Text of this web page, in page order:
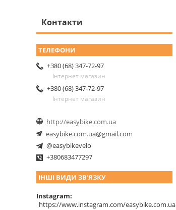
Контакти
+380 (68) 347-72-97
Інтернет магазин
+380 (68) 347-72-97
Інтернет магазин
http://easybike.com.ua
easybike.com.ua@gmail.com
@easybikevelo
+380683477297
ІНШІ ВИДИ ЗВ'ЯЗКУ
Instagram
https://www.instagram.com/easybike.com.ua